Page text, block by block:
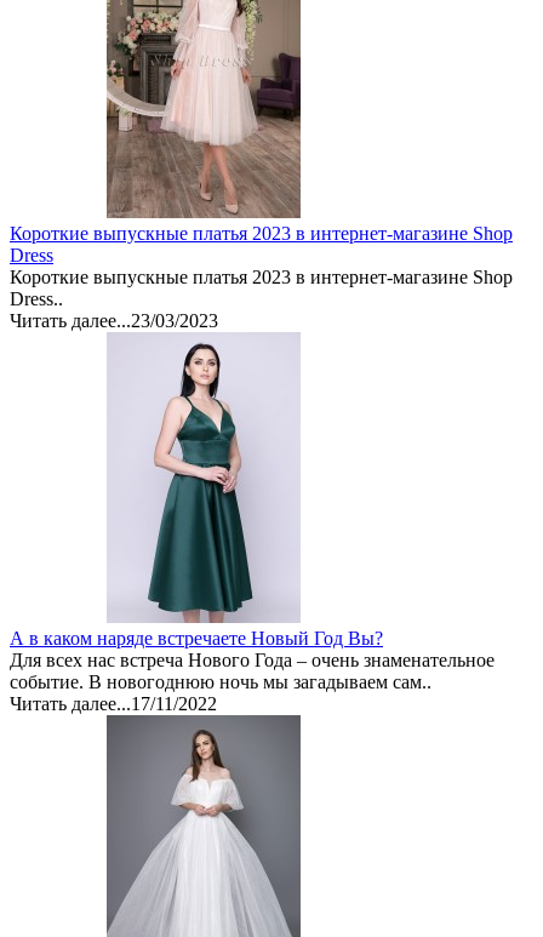
Короткие выпускные платья 2023 в интернет-магазине Shop
Dress
Короткие выпускные платья 2023 в интернет-магазине Shop
Dress..
Читать далее...23/03/2023
А в каком наряде встречаете Новый Год Вы?
Для всех нас встреча Нового Года – очень знаменательное
событие. В новогоднюю ночь мы загадываем сам..
Читать далее...17/11/2022